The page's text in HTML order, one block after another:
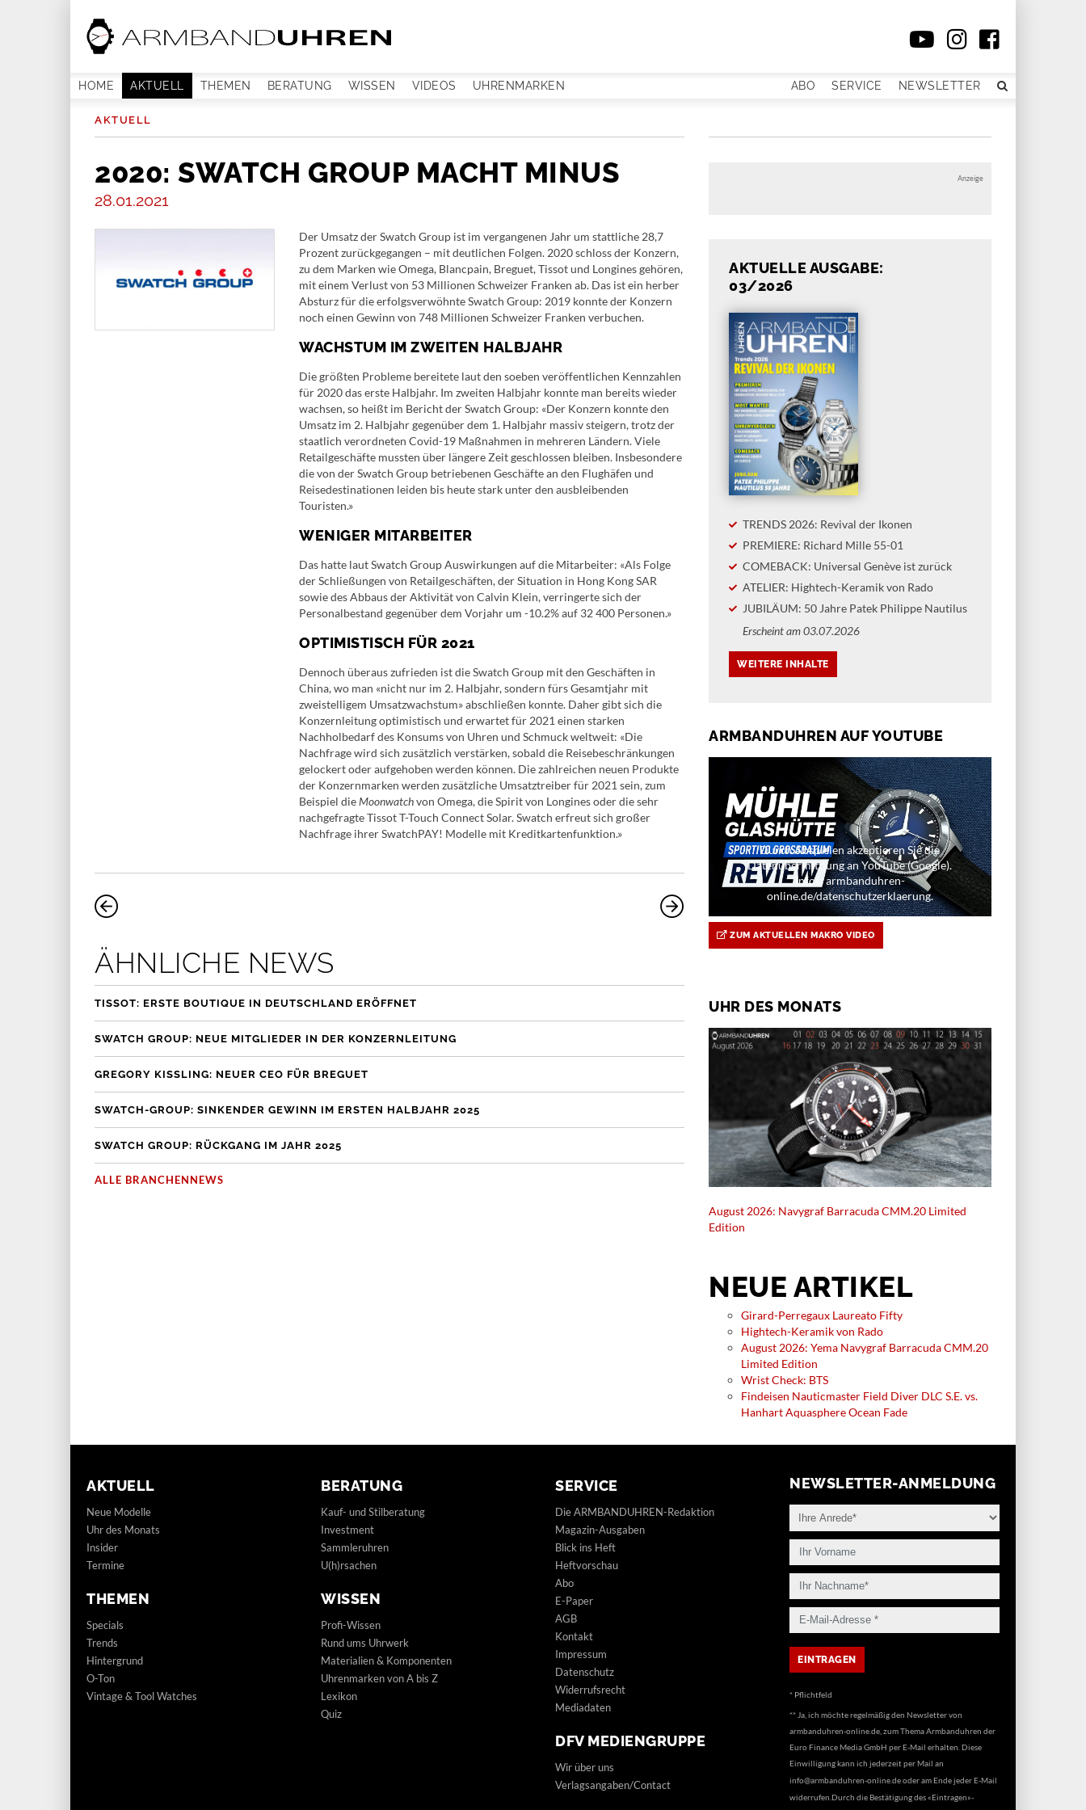
HOME AKTUELL THEMEN BERATUNG WISSEN VIDEOS UHRENMARKEN ABO SERVICE NEWSLETTER
AKTUELL
2020: SWATCH GROUP MACHT MINUS
28.01.2021
Der Umsatz der Swatch Group ist im vergangenen Jahr um stattliche 28,7
Prozent zurückgegangen – mit deutlichen Folgen. 2020 schloss der Konzern,
zu dem Marken wie Omega, Blancpain, Breguet, Tissot und Longines gehören,
mit einem Verlust von 53 Millionen Schweizer Franken ab. Das ist ein herber
Absturz für die erfolgsverwöhnte Swatch Group: 2019 konnte der Konzern
noch einen Gewinn von 748 Millionen Schweizer Franken verbuchen.
WACHSTUM IM ZWEITEN HALBJAHR
Die größten Probleme bereitete laut den soeben veröffentlichen Kennzahlen
für 2020 das erste Halbjahr. Im zweiten Halbjahr konnte man bereits wieder
wachsen, so heißt im Bericht der Swatch Group: «Der Konzern konnte den
Umsatz im 2. Halbjahr gegenüber dem 1. Halbjahr massiv steigern, trotz der
staatlich verordneten Covid-19 Maßnahmen in mehreren Ländern. Viele
Retailgeschäfte mussten über längere Zeit geschlossen bleiben. Insbesondere
die von der Swatch Group betriebenen Geschäfte an den Flughäfen und
Reisedestinationen leiden bis heute stark unter den ausbleibenden
Touristen.»
WENIGER MITARBEITER
Das hatte laut Swatch Group Auswirkungen auf die Mitarbeiter: «Als Folge
der Schließungen von Retailgeschäften, der Situation in Hong Kong SAR
sowie des Abbaus der Aktivität von Calvin Klein, verringerte sich der
Personalbestand gegenüber dem Vorjahr um -10.2% auf 32 400 Personen.»
OPTIMISTISCH FÜR 2021
Dennoch überaus zufrieden ist die Swatch Group mit den Geschäften in
China, wo man «nicht nur im 2. Halbjahr, sondern fürs Gesamtjahr mit
zweistelligem Umsatzwachstum» abschließen konnte. Daher gibt sich die
Konzernleitung optimistisch und erwartet für 2021 einen starken
Nachholbedarf des Konsums von Uhren und Schmuck weltweit: «Die
Nachfrage wird sich zusätzlich verstärken, sobald die Reisebeschränkungen
gelockert oder aufgehoben werden können. Die zahlreichen neuen Produkte
der Konzernmarken werden zusätzliche Umsatztreiber für 2021 sein, zum
Beispiel dieMoonwatchvon Omega, die Spirit von Longines oder die sehr
nachgefragte Tissot T-Touch Connect Solar. Swatch erfreut sich großer
Nachfrage ihrer SwatchPAY! Modelle mit Kreditkartenfunktion.»
ÄHNLICHE NEWS
TISSOT: ERSTE BOUTIQUE IN DEUTSCHLAND ERÖFFNET
SWATCH GROUP: NEUE MITGLIEDER IN DER KONZERNLEITUNG
GREGORY KISSLING: NEUER CEO FÜR BREGUET
SWATCH-GROUP: SINKENDER GEWINN IM ERSTEN HALBJAHR 2025
SWATCH GROUP: RÜCKGANG IM JAHR 2025
ALLE BRANCHENNEWS
Anzeige
AKTUELLE AUSGABE:
03/2026
TRENDS 2026: Revival der Ikonen
PREMIERE: Richard Mille 55-01
COMEBACK: Universal Genève ist zurück
ATELIER: Hightech-Keramik von Rado
JUBILÄUM: 50 Jahre Patek Philippe Nautilus
Erscheint am 03.07.2026
ARMBANDUHREN AUF YOUTUBE
Durch Abspielen akzeptieren Sie die
Datenübermittlung an YouTube (Google).
Infos: armbanduhren-
online.de/datenschutzerklaerung.
ZUM AKTUELLEN MAKRO VIDEO
UHR DES MONATS
August 2026: Navygraf Barracuda CMM.20 Limited
Edition
NEUE ARTIKEL
Girard-Perregaux Laureato Fifty
Hightech-Keramik von Rado
August 2026: Yema Navygraf Barracuda CMM.20
Limited Edition
Wrist Check: BTS
Findeisen Nauticmaster Field Diver DLC S.E. vs.
Hanhart Aquasphere Ocean Fade
AKTUELL
Neue Modelle
Uhr des Monats
Insider
Termine
THEMEN
Specials
Trends
Hintergrund
O-Ton
Vintage & Tool Watches
BERATUNG
Kauf- und Stilberatung
Investment
Sammleruhren
U(h)rsachen
WISSEN
Profi-Wissen
Rund ums Uhrwerk
Materialien & Komponenten
Uhrenmarken von A bis Z
Lexikon
Quiz
SERVICE
Die ARMBANDUHREN-Redaktion
Magazin-Ausgaben
Blick ins Heft
Heftvorschau
Abo
E-Paper
AGB
Kontakt
Impressum
Datenschutz
Widerrufsrecht
Mediadaten
DFV MEDIENGRUPPE
Wir über uns
Verlagsangaben/Contact
NEWSLETTER-ANMELDUNG
* Pflichtfeld
** Ja, ich möchte regelmäßig den Newsletter von
armbanduhren-online.de, zum Thema Armbanduhren der
Euro Finance Media GmbH per E-Mail erhalten. Diese
Einwilligung kann ich jederzeit per Mail an
info@armbanduhren-online.deoder am Ende jeder E-Mail
widerrufen.Durch die Bestätigung des «Eintragen»-